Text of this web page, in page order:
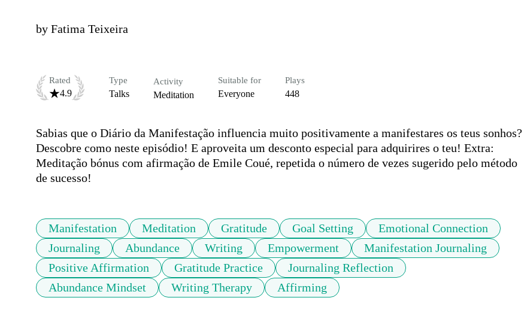
by Fatima Teixeira
Rated
4.9
Type
Talks
Activity
Meditation
Suitable for
Everyone
Plays
448
Sabias que o Diário da Manifestação influencia muito positivamente a manifestares os teus sonhos?
Descobre como neste episódio! E aproveita um desconto especial para adquirires o teu! Extra:
Meditação bónus com afirmação de Emile Coué, repetida o número de vezes sugerido pelo método
de sucesso!
Manifestation Meditation Gratitude Goal Setting
Emotional Connection
Journaling
Abundance Writing Empowerment
Manifestation Journaling
Positive Affirmation
Gratitude Practice
Journaling Reflection
Abundance Mindset
Writing Therapy Affirming